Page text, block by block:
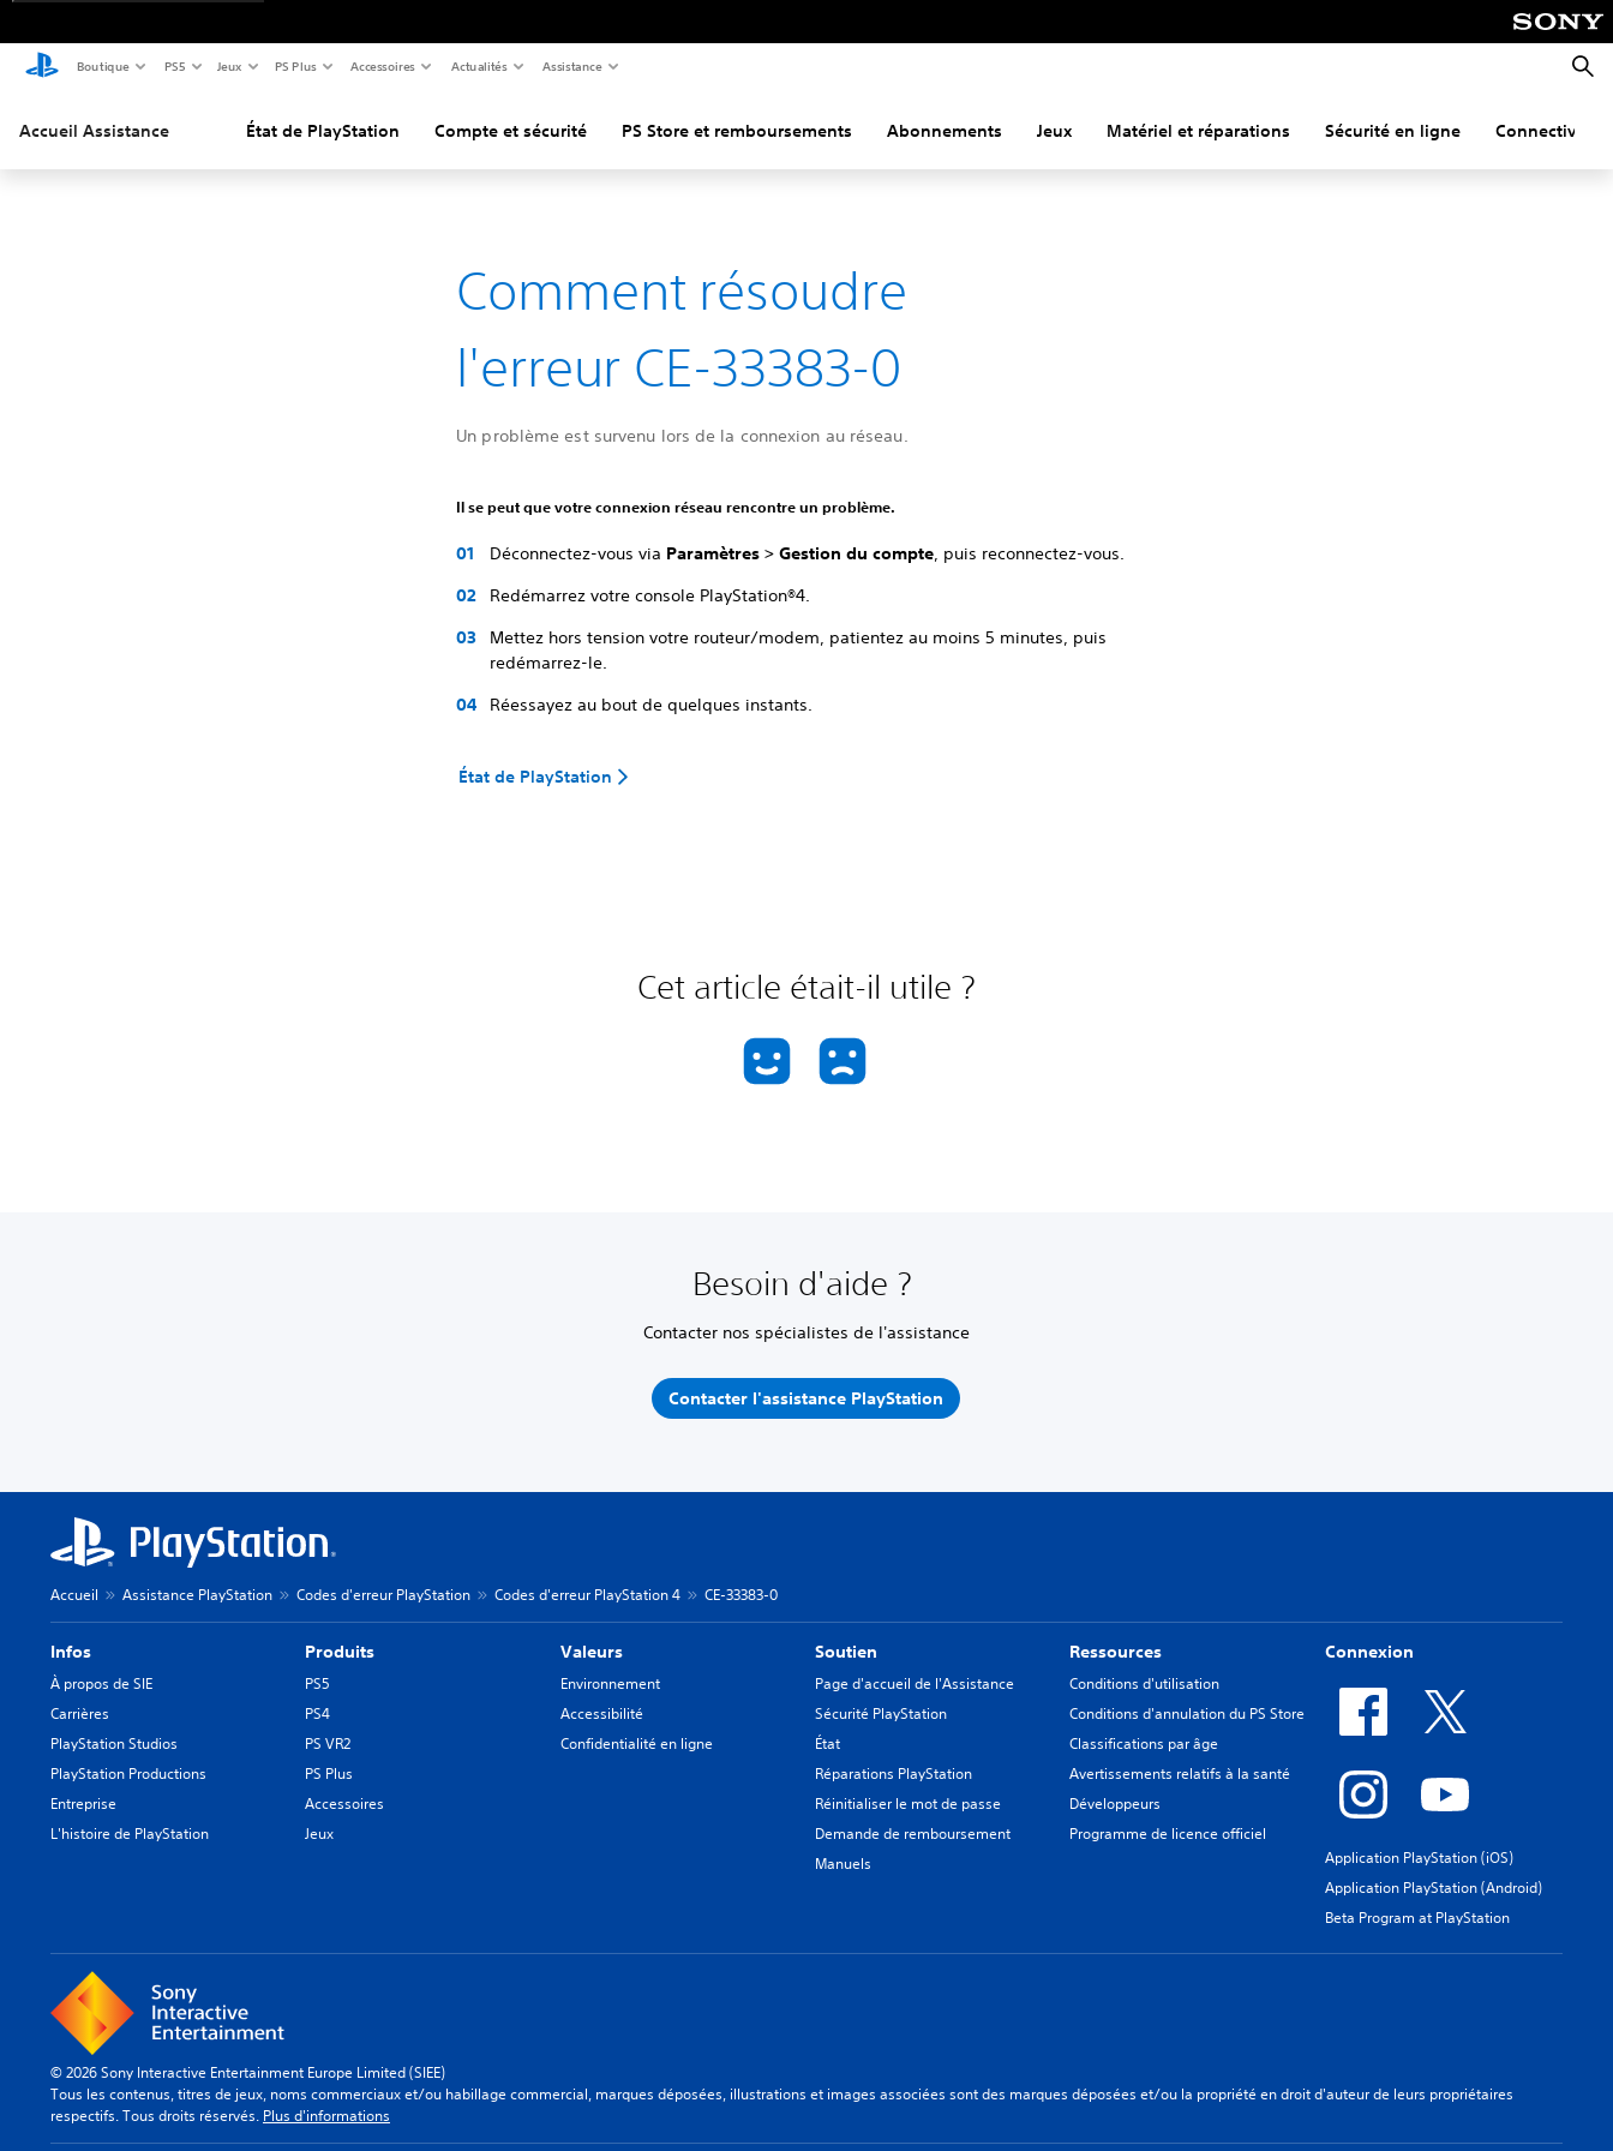
Boutique PS5 Jeux PS Plus Accessoires Actualités Assistance
Accueil Assistance État de PlayStation Compte et sécurité PS Store et remboursements Abonnements Jeux Matériel et réparations Sécurité en ligne Connectivité
Comment résoudre
l'erreur CE-33383-0
Un problème est survenu lors de la connexion au réseau.
Il se peut que votre connexion réseau rencontre un problème.
Déconnectez-vous via Paramètres > Gestion du compte, puis reconnectez-vous.
Redémarrez votre console PlayStation®4.
Mettez hors tension votre routeur/modem, patientez au moins 5 minutes, puis
redémarrez-le.
Réessayez au bout de quelques instants.
État de PlayStation
Cet article était-il utile ?
Besoin d'aide ?
Contacter nos spécialistes de l'assistance
Contacter l'assistance PlayStation
Accueil Assistance PlayStation Codes d'erreur PlayStation Codes d'erreur PlayStation 4 CE-33383-0
Infos
À propos de SIE
Carrières
PlayStation Studios
PlayStation Productions
Entreprise
L'histoire de PlayStation
Produits
PS5
PS4
PS VR2
PS Plus
Accessoires
Jeux
Valeurs
Environnement
Accessibilité
Confidentialité en ligne
Soutien
Page d'accueil de l'Assistance
Sécurité PlayStation
État
Réparations PlayStation
Réinitialiser le mot de passe
Demande de remboursement
Manuels
Ressources
Conditions d'utilisation
Conditions d'annulation du PS Store
Classifications par âge
Avertissements relatifs à la santé
Développeurs
Programme de licence officiel
Connexion
Application PlayStation (iOS)
Application PlayStation (Android)
Beta Program at PlayStation
© 2026 Sony Interactive Entertainment Europe Limited (SIEE)
Tous les contenus, titres de jeux, noms commerciaux et/ou habillage commercial, marques déposées, illustrations et images associées sont des marques déposées et/ou la propriété en droit d'auteur de leurs propriétaires
respectifs. Tous droits réservés. Plus d'informations